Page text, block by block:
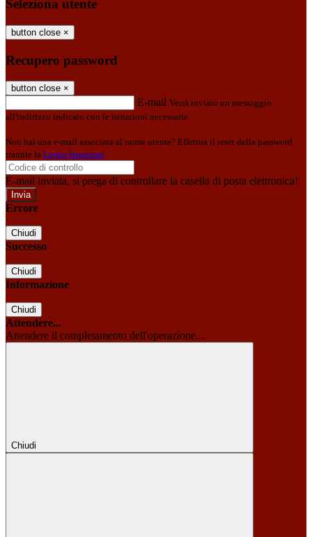
Seleziona utente
button close ×
Recupero password
button close ×
E-mail Verrà inviato un messaggio
all'indirizzo indicato con le istruzioni necessarie.
Non hai una e-mail associata al nome utente? Effettua il reset della password
tramite la Login Spaggiari
E-mail inviata, si prega di controllare la casella di posta elettronica!
Errore
Chiudi
Successo
Chiudi
Informazione
Chiudi
Attendere...
Attendere il completamento dell'operazione...
Chiudi